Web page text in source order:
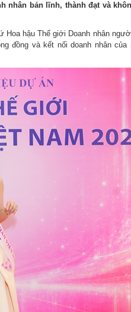
nhân bản lĩnh, thành đạt và
hậu Thế giới Doanh nhân
đồng và kết nối doanh nhân của